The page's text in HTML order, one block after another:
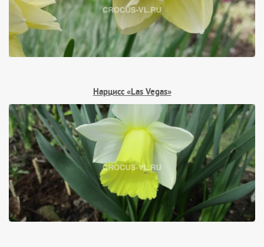
Нарцисс «Las Vegas»